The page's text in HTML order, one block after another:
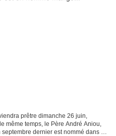
prêtre dimanche 26 juin,
même temps, le Père André Aniou,
dernier est nommé dans la